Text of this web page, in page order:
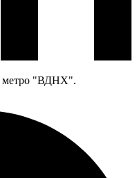
метро "ВДНХ".